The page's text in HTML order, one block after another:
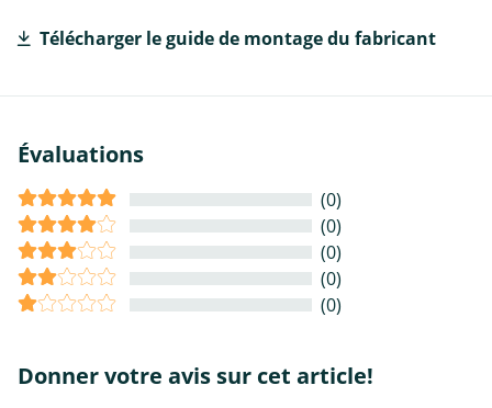
Télécharger le guide de montage du fabricant
Évaluations
(0)
(0)
(0)
(0)
(0)
Donner votre avis sur cet article!